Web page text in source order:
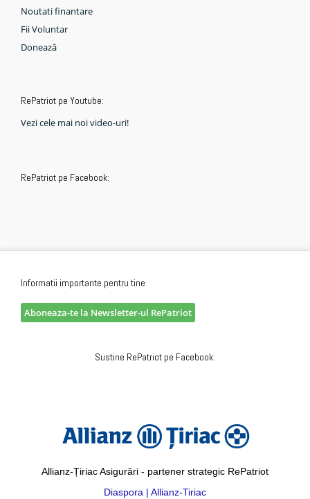
Noutati finantare
Fii Voluntar
Donează
RePatriot pe Youtube:
Vezi cele mai noi video-uri!
RePatriot pe Facebook:
Informatii importante pentru tine
Aboneaza-te la Newsletter-ul RePatriot
Sustine RePatriot pe Facebook:
Allianz-Țiriac Asigurări - partener strategic RePatriot
Diaspora | Allianz-Tiriac